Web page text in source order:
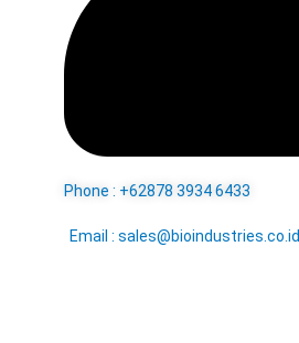
Phone : +62878 3934 6433
Email : sales@bioindustries.co.id